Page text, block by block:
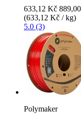
633,12 Kč
(633,12 Kč / kg)
5.0 (3)
Polymaker